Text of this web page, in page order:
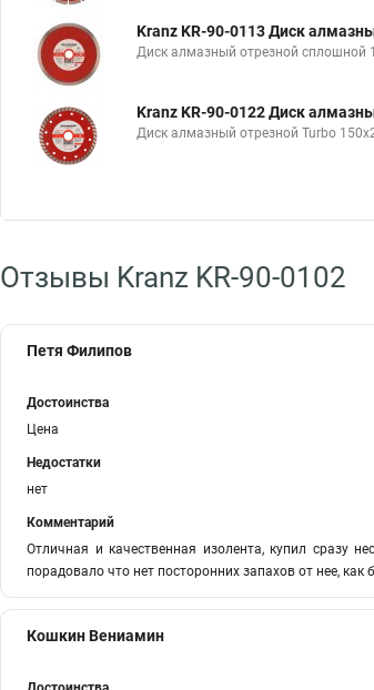
Kranz KR-90-0113 Диск
Диск алмазный отрезной сплошной
Kranz KR-90-0122 Диск
Диск алмазный отрезной Turbo
Отзывы Kranz KR-90-0102
Петя Филипов
Достоинства
Цена
Недостатки
нет
Комментарий
Отличная и качественная изолента, купил сразу
порадовало что нет посторонних запахов от нее, как
Кошкин Вениамин